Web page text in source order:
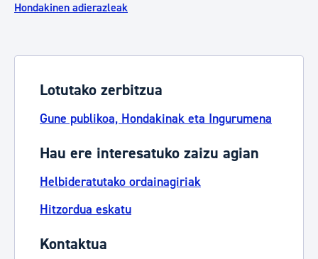
Hondakinen adierazleak
Lotutako zerbitzua
Gune publikoa, Hondakinak eta Ingurumena
Hau ere interesatuko zaizu agian
Helbideratutako ordainagiriak
Hitzordua eskatu
Kontaktua